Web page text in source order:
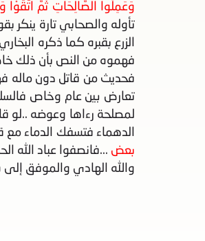
وَعَمِلُوا الصَّالِحَاتِ ثُمَّ اتَّقَوْا
تأوله والصحابي تارة ينكر
الزرع بقبره كما ذكره
فهموه من النص بأن ذلك
فحديث من قاتل دون ماله
تعارض بين عام وخاص
لمصلحة رءاها وعوضه ..لو
الدهماء فتسفك الدماء
بعض ...فانصفوا عباد الله
والله الهادي والموفق إلى